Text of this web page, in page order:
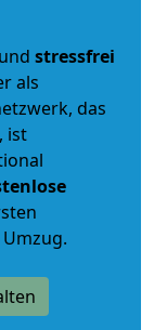
und stressfrei
als
das
ist